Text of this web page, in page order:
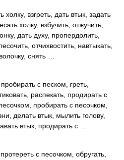
взгреть, дать втык, задать
холку, взбучить, отжучить,
дать духу, пропердолить,
отчихвостить, навтыкать,
снять …
с песком, греть,
распекать, продирать с
пробирать с песочком,
делать втык, мылить голову,
втык, продирать с …
с песочком, обругать,